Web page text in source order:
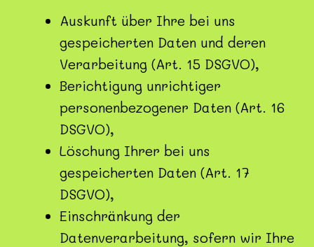
Auskunft über Ihre bei uns
gespeicherten Daten und deren
Verarbeitung (Art. 15 DSGVO),
Berichtigung unrichtiger
personenbezogener Daten (Art. 16
DSGVO),
Löschung Ihrer bei uns
gespeicherten Daten (Art. 17
DSGVO),
Einschränkung der
Datenverarbeitung, sofern wir Ihre